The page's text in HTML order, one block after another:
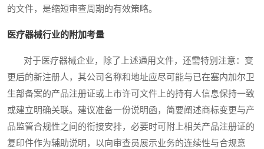
的文件，是缩短审查周期的有效策略。
医疗器械行业的附加考量
对于医疗器械企业，除了上述通用文件，还需特别注意：变
更后的新注册人，其公司名称和地址应尽可能与已在塞内加尔卫
生部备案的产品注册证或上市许可文件上的持有人信息保持一致
或建立明确关联。建议准备一份说明函，简要阐述商标变更与产
品监管合规性之间的衔接安排，必要时可附上相关产品注册证的
复印件作为辅助说明，以向审查员展示业务的连续性与合规意